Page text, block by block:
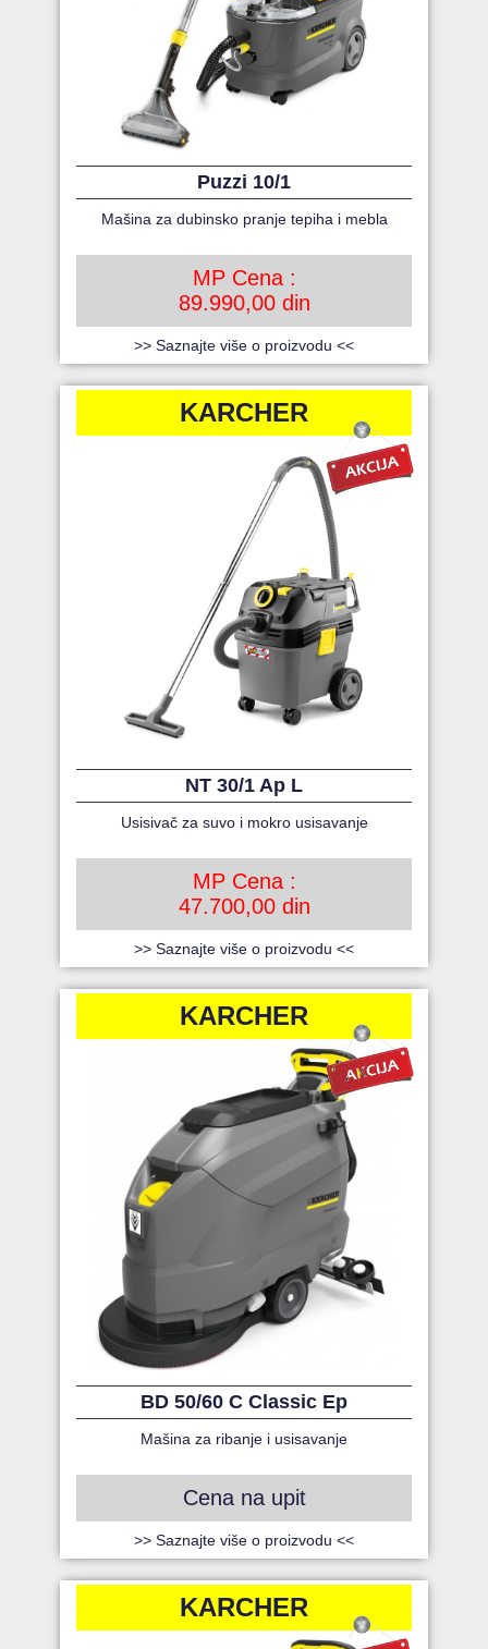
Puzzi 10/1
Mašina za dubinsko pranje tepiha i mebla
MP Cena :
89.990,00 din
>> Saznajte više o proizvodu <<
KARCHER
NT 30/1 Ap L
Usisivač za suvo i mokro usisavanje
MP Cena :
47.700,00 din
>> Saznajte više o proizvodu <<
KARCHER
BD 50/60 C Classic Ep
Mašina za ribanje i usisavanje
Cena na upit
>> Saznajte više o proizvodu <<
KARCHER